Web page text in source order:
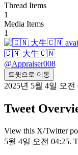
Thread Items
1
Media Items
1
🇨🇳 大牛🇨🇳
@Appraiser008
트윗으로 이동
2025년 5월 4일 오전
Tweet
View this X/Twitter
5월 4일 오전 04:25.